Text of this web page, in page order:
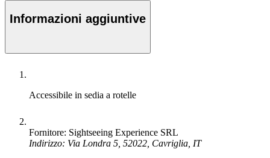
Informazioni aggiuntive
Accessibile in sedia a rotelle
Fornitore: Sightseeing Experience SRL
Indirizzo: Via Londra 5, 52022, Cavriglia, IT